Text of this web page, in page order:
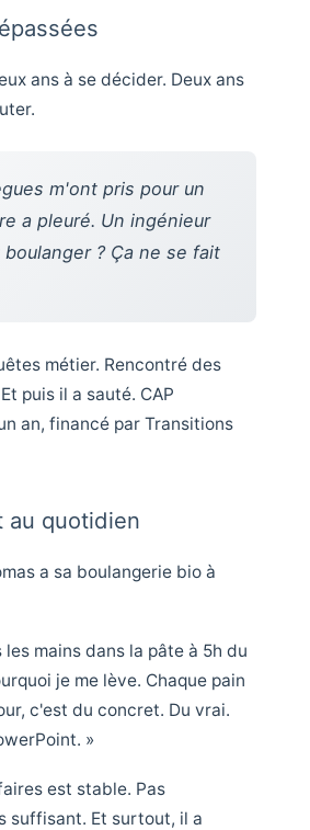
ans à se décider. Deux ans
m'ont pris pour un
a pleuré. Un ingénieur
? Ça ne se fait
métier. Rencontré des
puis il a sauté. CAP
an, financé par Transitions
au quotidien
a sa boulangerie bio à
les mains dans la pâte à 5h du
je me lève. Chaque pain
c'est du concret. Du vrai.
»
est stable. Pas
suffisant. Et surtout, il a